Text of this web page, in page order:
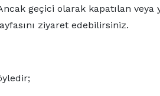
geçici olarak kapatılan veya
ziyaret edebilirsiniz.